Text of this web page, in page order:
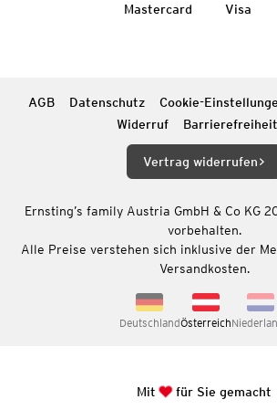
Mastercard Visa
AGB Datenschutz Cookie-
Widerruf
Barrierefreiheit
Vertrag widerrufen
Ernsting’s family Austria GmbH & Co KG
vorbehalten.
Alle Preise verstehen sich inklusive der
Versandkosten.
DeutschlandÖsterreich
Mit für Sie gemacht